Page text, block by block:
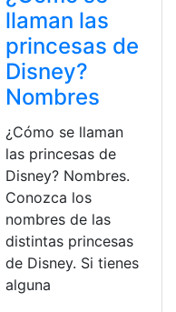
llaman las
princesas de
Disney?
Nombres
¿Cómo se llaman
las princesas de
Disney? Nombres.
Conozca los
nombres de las
distintas princesas
de Disney. Si tienes
alguna